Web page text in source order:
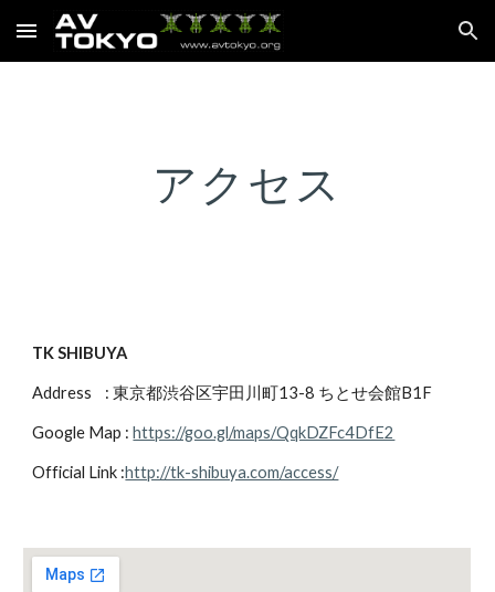
Skip to main content Skip to navigation
アクセス
TK SHIBUYA
Address    : 東京都渋谷区宇田川町13-8 ちとせ会館B1F
Google Map : https://goo.gl/maps/QqkDZFc4DfE2
Official Link :http://tk-shibuya.com/access/